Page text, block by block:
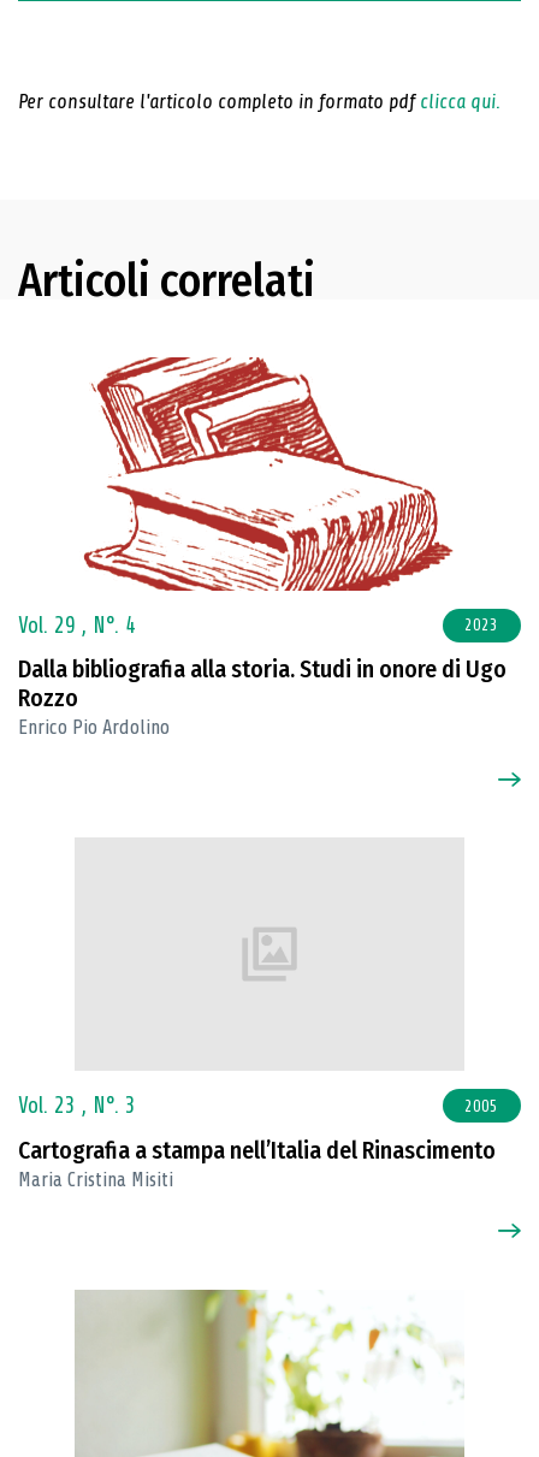
Per consultare l'articolo completo in formato pdf clicca qui.
Articoli correlati
Vol. 29 , N°. 4 2023
Dalla bibliografia alla storia. Studi in onore di Ugo
Rozzo
Enrico Pio Ardolino
Vol. 23 , N°. 3 2005
Cartografia a stampa nell’Italia del Rinascimento
Maria Cristina Misiti